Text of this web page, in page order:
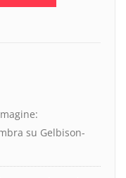
su Gelbison-